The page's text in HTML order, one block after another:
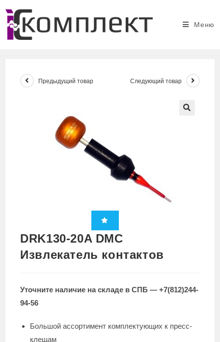
содержимому
Меню
Предыдущий товар Следующий товар
DRK130-20A DMC
Извлекатель контактов
Уточните наличие на складе в СПБ — +7(812)244-
94-56
Большой ассортимент комплектующих к пресс-
клещам